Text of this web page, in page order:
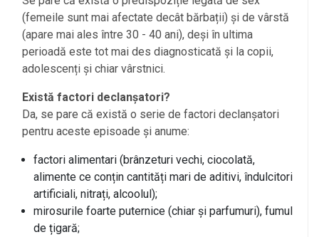
(femeile sunt mai afectate decât bărbații) și de vârstă
(apare mai ales între 30 - 40 ani), deși în ultima
perioadă este tot mai des diagnosticată și la copii,
adolescenți și chiar vârstnici.
Există factori declanșatori?
Da, se pare că există o serie de factori declanșatori
pentru aceste episoade și anume:
factori alimentari (brânzeturi vechi, ciocolată,
alimente ce conțin cantități mari de aditivi, îndulcitori
artificiali, nitrați, alcoolul);
mirosurile foarte puternice (chiar și parfumuri), fumul
de țigară;